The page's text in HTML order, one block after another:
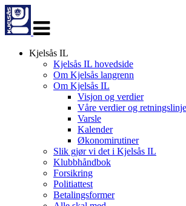
navigasjon
Kjelsås IL
Kjelsås IL hovedside
Om Kjelsås langrenn
Om Kjelsås IL
Visjon og verdier
Våre verdier og
Varsle
Kalender
Økonomirutiner
Slik gjør vi det i Kjelsås IL
Klubbhåndbok
Forsikring
Politiattest
Betalingsformer